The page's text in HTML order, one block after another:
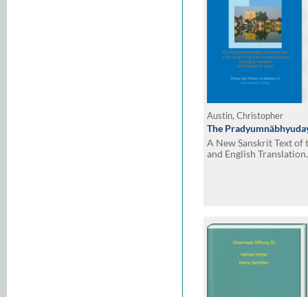
Austin, Christopher
The
A New Sanskrit Text
and English